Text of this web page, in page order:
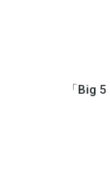
「Big